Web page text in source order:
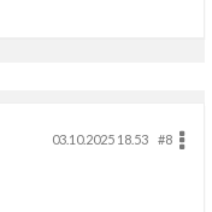
03.10.2025 18.53
#8